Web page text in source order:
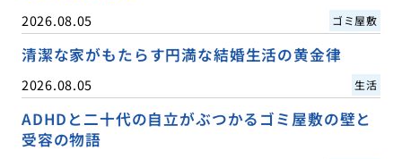
2026.08.05 ゴミ屋敷
清潔な家がもたらす円満な結婚生活の黄金律
2026.08.05 生活
ADHDと二十代の自立がぶつかるゴミ屋敷の壁と
受容の物語